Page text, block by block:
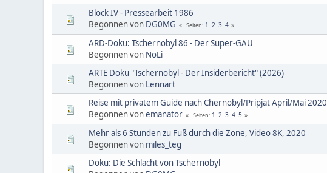
Block IV - Pressearbeit 1986
Begonnen von DG0MG Seiten 1 2 3 4
ARD-Doku: Tschernobyl 86 - Der Super-GAU
Begonnen von NoLi
ARTE Doku "Tschernobyl - Der Insiderbericht" (2026)
Begonnen von Lennart
Reise mit privatem Guide nach Chernobyl/Pripjat April/Mai 2020
Begonnen vonemanator Seiten 1 2 3 4 5
Mehr als 6 Stunden zu Fuß durch die Zone, Video 8K, 2020
Begonnen von miles_teg
Doku: Die Schlacht von Tschernobyl